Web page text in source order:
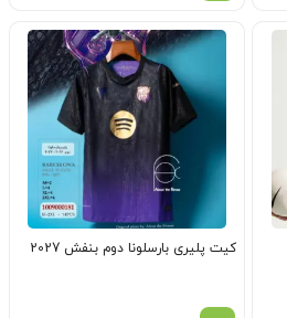
کیت پلیری بارسلونا دوم بنفش 2027